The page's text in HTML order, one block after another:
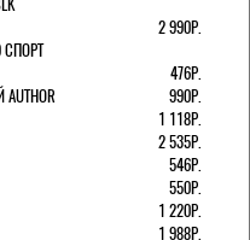
2 990Р.
СПОРТ
476Р.
990Р.
1 118Р.
2 535Р.
546Р.
550Р.
1 220Р.
1 988Р.